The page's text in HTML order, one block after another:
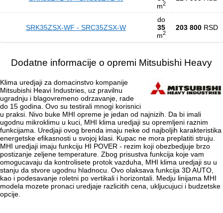
m2
SRK35ZSX-WF - SRС35ZSX-W
do
35
m2
203 800 RSD
Dodatne informacije o opremi Mitsubishi Heavy
Klima uredjaji za domacinstvo kompanije
Mitsubishi Heavi Industries, uz pravilnu
ugradnju i blagovremeno odrzavanje, rade
do 15 godina. Ovo su testirali mnogi korisnici
u praksi. Nivo buke MHI opreme je jedan od najnizih. Da bi imali
ugodnu mikroklimu u kuci, MHI klima uredjaji su opremljeni raznim
funkcijama. Uredjaji ovog brenda imaju neke od najboljih karakteristika
energetske efikasnosti u svojoj klasi. Kupac ne mora preplatiti struju.
MHI uredjaji imaju funkciju HI POVER - rezim koji obezbedjuje brzo
postizanje zeljene temperature. Zbog prisustva funkcija koje vam
omogucavaju da kontrolisete protok vazduha, MHI klima uredjaji su u
stanju da stvore ugodnu hladnocu. Ovo olaksava funkcija 3D AUTO,
kao i podesavanje roletni po vertikali i horizontali. Medju linijama MHI
modela mozete pronaci uredjaje razlicitih cena, ukljucujuci i budzetske
opcije.